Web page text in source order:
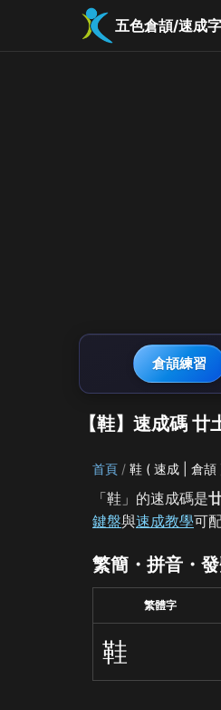
五色倉頡/速成
倉頡練習
【鞋】速成碼
首頁 鞋 ( 速成 | 倉頡
「鞋」的速成碼是
鍵盤與速成教學可
繁簡・拼音・
繁體字
鞋